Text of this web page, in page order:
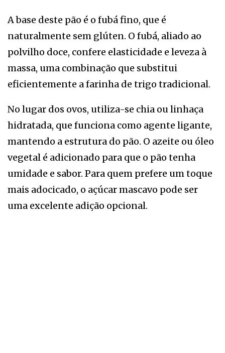
A base deste pão é o fubá fino, que é
naturalmente sem glúten. O fubá, aliado ao
polvilho doce, confere elasticidade e leveza à
massa, uma combinação que substitui
eficientemente a farinha de trigo tradicional.
No lugar dos ovos, utiliza-se chia ou linhaça
hidratada, que funciona como agente ligante,
mantendo a estrutura do pão. O azeite ou óleo
vegetal é adicionado para que o pão tenha
umidade e sabor. Para quem prefere um toque
mais adocicado, o açúcar mascavo pode ser
uma excelente adição opcional.